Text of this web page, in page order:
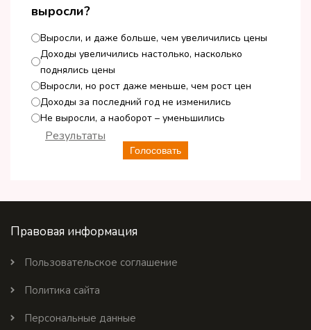
выросли?
Выросли, и даже больше, чем увеличились цены
Доходы увеличились настолько, насколько
поднялись цены
Выросли, но рост даже меньше, чем рост цен
Доходы за последний год не изменились
Не выросли, а наоборот – уменьшились
Голосовать
Результаты
Правовая информация
Пользовательское соглашение
Политика сайта
Персональные данные